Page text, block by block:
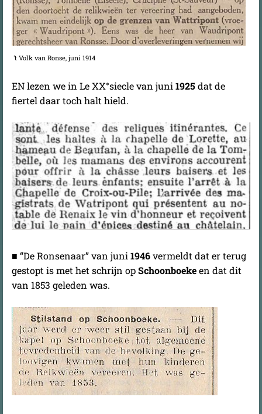
't Volk van Ronse, juni 1914
EN lezen we in Le XX°siecle van juni 1925dat de
fiertel daar toch halt hield.
■ “De Ronsenaar” van juni1946vermeldt dat er terug
gestopt is met het schrijn opSchoonboekeen dat dit
van 1853 geleden was.